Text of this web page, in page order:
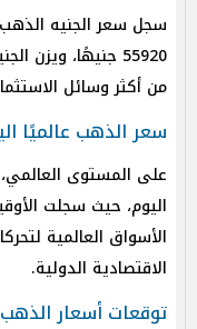
من أكثر وسائل
سعر الذهب عالميًا
على المستوى
الأسواق العالمية
الاقتصادية الدولية.
توقعات أسعار الذهب